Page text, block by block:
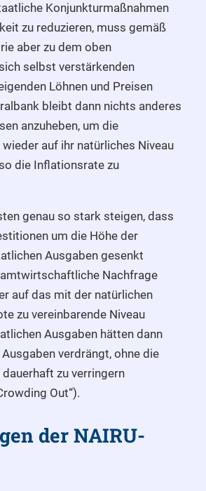
Konjunkturmaßnahmen
zu reduzieren, muss gemäß
aber zu dem oben
selbst verstärkenden
Löhnen und Preisen
bleibt dann nichts anderes
anzuheben, um die
auf ihr natürliches Niveau
die Inflationsrate zu
genau so stark steigen, dass
um die Höhe der
Ausgaben gesenkt
Nachfrage
auf das mit der natürlichen
zu vereinbarende Niveau
Ausgaben hätten dann
verdrängt, ohne die
zu verringern
Out“).
der NAIRU-